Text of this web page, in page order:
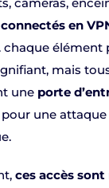
en
chaque élément
mais
une porte
pour une attaque
ces accès